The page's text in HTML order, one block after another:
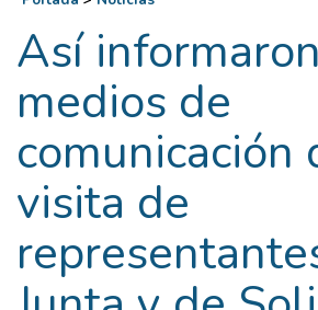
Así
medios de
comunicación
visita de